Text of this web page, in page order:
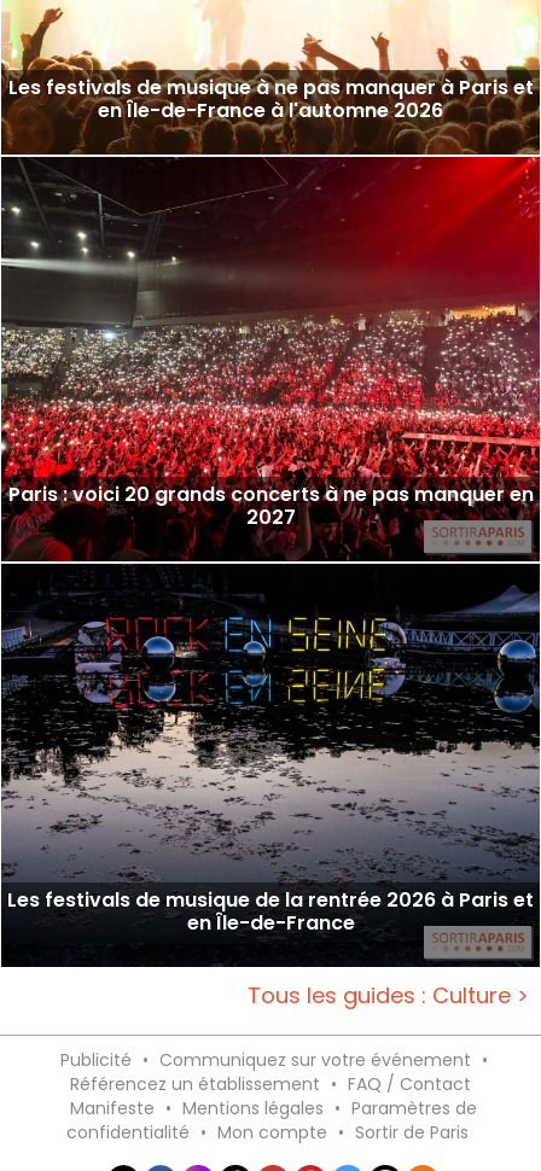
Les festivals de musique à ne pas manquer à Paris et
en Île-de-France à l'automne 2026
Paris : voici 20 grands concerts à ne pas manquer en
2027
Les festivals de musique de la rentrée 2026 à Paris et
en Île-de-France
Tous les guides : Culture >
Publicité • Communiquez sur votre événement •
Référencez un établissement • FAQ / Contact
Manifeste • Mentions légales • Paramètres de
confidentialité • Mon compte • Sortir de Paris